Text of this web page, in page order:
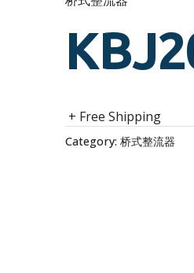
+ Free Shipping
Category:桥式整流器